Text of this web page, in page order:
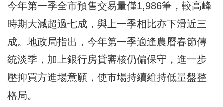
今年第一季全市預售交易量僅1,986筆，較高峰
時期大減超過七成，與上一季相比亦下滑近三
成。地政局指出，今年第一季適逢農曆春節傳
統淡季，加上銀行房貸審核仍偏保守，進一步
壓抑買方進場意願，使市場持續維持低量盤整
格局。